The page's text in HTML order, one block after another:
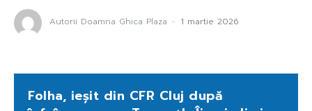
Autorii Doamna Ghica Plaza - 1 martie 2026
Folha, ieșit din CFR Cluj după